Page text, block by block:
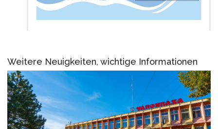
Weitere Neuigkeiten, wichtige Informationen